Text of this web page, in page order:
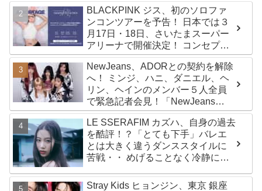
BLACKPINK ジス、初のソロファ
ンコンツアーを予告！ 日本では３
月17日・18日、さいたまスーパー
アリーナで開催決定！ コンセプト
は“愛のカケラ”！？ 14日には新ア
ルバム『AMORTAGE』もリリース
NewJeans、ADORとの契約を解除
へ！ ミンジ、ハニ、ダニエル、ヘ
リン、ヘインのメンバー５人全員
で緊急記者会見！「NewJeans
never dies!」と微笑みの宣言！
ADOR側、2029年まで契約有効と
主張
LE SSERAFIM カズハ、自身の過去
を酷評！？「とても下手」バレエ
とは大きく違うダンススタイルに
苦戦・・ めげることなく冷静に努
Stray Kids ヒョンジン、東京 銀座